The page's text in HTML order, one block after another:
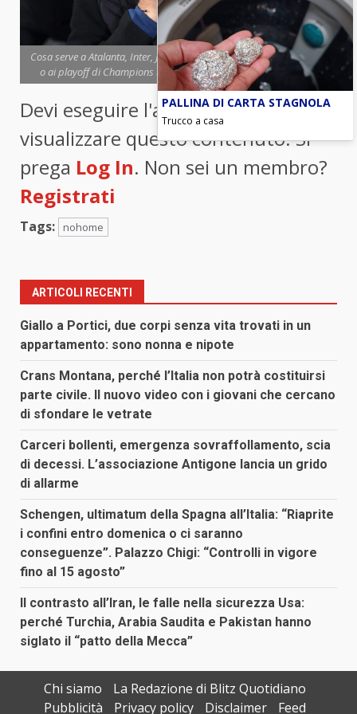
Cosa serve a Atalanta, Inter, Juve e Napoli per qualificarsi agli ottavi
o ai playoff di Champions League (foto ANSA) - Blitz quotidiano
Devi eseguire l'accesso per
visualizzare questo contenuto. Si
prega Log In. Non sei un membro?
Registrati
Tags: nohome
ARTICOLI RECENTI
Giallo a Portici, due corpi senza vita trovati in un
appartamento: sono nonna e nipote
Crans Montana, perché l’Italia non potrà costituirsi
parte civile. Il nuovo video con i giovani che cercano
di sfondare le vetrate
Carceri bollenti, emergenza sovraffollamento, scia
di decessi. L’associazione Antigone lancia un grido
di allarme
Schengen, ultimatum della Spagna all’Italia: “Riaprite
i confini entro domenica o ci saranno
conseguenze”. Palazzo Chigi: “Controlli in vigore
fino al 15 agosto”
Il contrasto all’Iran, le falle nella sicurezza Usa:
perché Turchia, Arabia Saudita e Pakistan hanno
siglato il “patto della Mecca”
Chi siamo
La Redazione di Blitz Quotidiano
Pubblicità
Privacy policy Disclaimer Feed
PALLINA DI CARTA STAGNOLA
Trucco a casa